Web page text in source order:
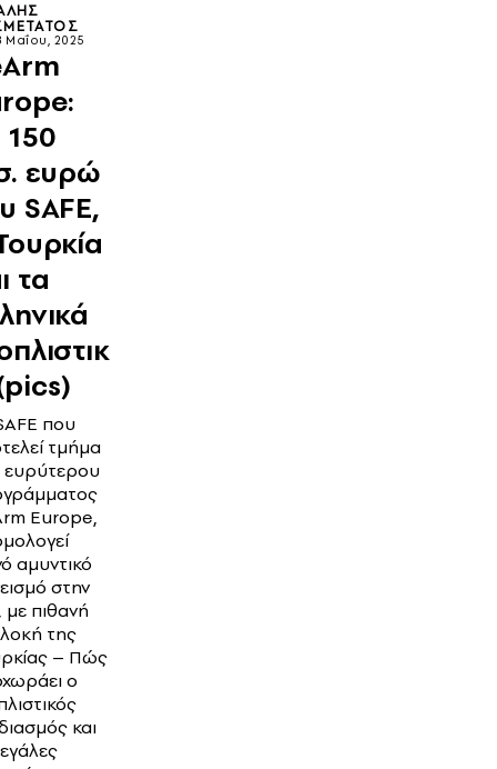
Μαΐου, 2025
150
ευρώ
SAFE,
τα
που
τμήμα
ευρύτερου
Europe,
αμυντικό
στην
με πιθανή
της
– Πώς
ο
και